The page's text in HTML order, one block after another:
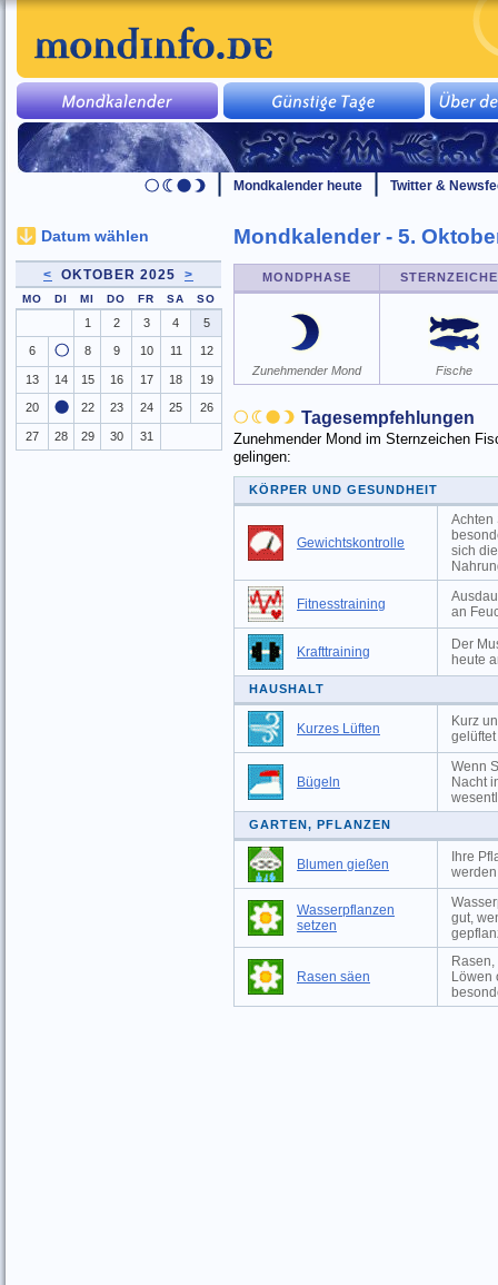
Mondkalender heute Twitter &
Mondkalender - 5.
MONDPHASE
Zunehmender Mond Fische
Tagesempfehlungen
Zunehmender Mond im Sternzeichen
gelingen:
KÖRPER UND GESUNDHEIT
Gewichtskontrolle
Achten
sich
Fitnesstraining
an
Krafttraining
Der
heute
HAUSHALT
Kurzes Lüften
Kurz
Bügeln
Wenn
Nacht
GARTEN, PFLANZEN
Blumen gießen
Ihre
Wasserpflanzen
setzen
gut,
Rasen säen
Löwen
Datum wählen
< OKTOBER 2025 >
MO DI MI DO FR SA SO
1 2 3 4 5
6 8 9 10 11 12
13 14 15 16 17 18 19
20 22 23 24 25 26
27 28 29 30 31